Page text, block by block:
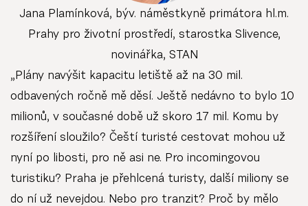
Jana Plamínková, býv. náměstkyně primátora hl.m.
Prahy pro životní prostředí, starostka Slivence,
novinářka, STAN
„Plány navýšit kapacitu letiště až na 30 mil.
odbavených ročně mě děsí. Ještě nedávno to bylo 10
milionů, v současné době už skoro 17 mil. Komu by
rozšíření sloužilo? Čeští turisté cestovat mohou už
nyní po libosti, pro ně asi ne. Pro incomingovou
turistiku? Praha je přehlcená turisty, další miliony se
do ní už nevejdou. Nebo pro tranzit? Proč by mělo